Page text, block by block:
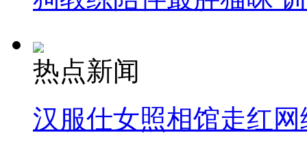
热点新闻
汉服仕女照相馆走红网